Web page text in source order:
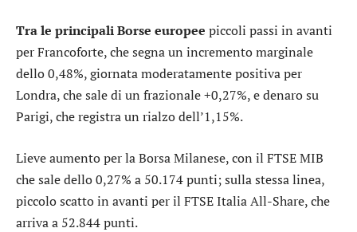
Tra le principali Borse europee piccoli passi in avanti
perFrancoforte, che segna un incremento marginale
dello 0,48%, giornata moderatamente positiva per
Londra, che sale di un frazionale +0,27%, e denaro su
Parigi, che registra un rialzo dell’1,15%.
Lieve aumento per la Borsa Milanese, con il FTSE MIB
che sale dello 0,27% a 50.174 punti; sulla stessa linea,
piccolo scatto in avanti per il FTSE Italia All-Share, che
arriva a 52.844 punti.